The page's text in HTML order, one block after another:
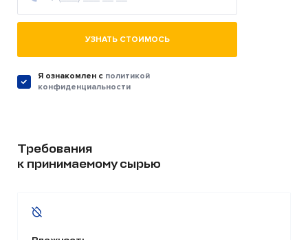
УЗНАТЬ СТОИМОСЬ
Я ознакомлен c политикой
конфиденциальности
Требования
к принимаемому сырью